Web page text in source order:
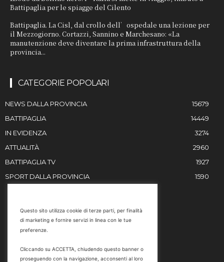
Battipaglia per le spiagge del Cilento
Battipaglia. La Cisl, dal crollo dell’ospedale una lezione per
il Mezzogiorno. Cortazzi, Sannino e Marchesano: «La
manutenzione deve diventare la prima infrastruttura della
provincia...
CATEGORIE POPOLARI
NEWS DALLA PROVINCIA
15679
BATTIPAGLIA
14449
IN EVIDENZA
3274
ATTUALITÀ
2960
BATTIPAGLIA TV
1927
SPORT DALLA PROVINCIA
1590
Email
marketing@battipaglia1929.it
Questo sito utilizza cookie di terze parti, per finalità
di marketing e fornire servizi in linea con le tue
preferenze.
Cliccando su ACCETTA, chiudendo questo banner o
proseguendo con la navigazione, acconsenti al loro